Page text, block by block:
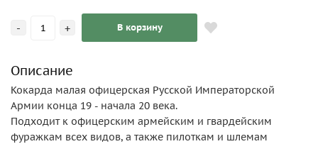
- + В корзину
Описание
Кокарда малая офицерская Русской Императорской
Армии конца 19 - начала 20 века.
Подходит к офицерским армейским и гвардейским
фуражкам всех видов, а также пилоткам и шлемам